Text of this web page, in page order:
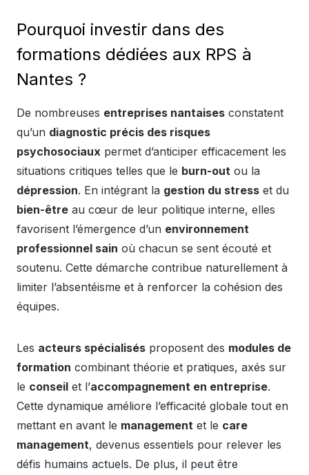
Pourquoi investir dans des
formations dédiées aux RPS à
Nantes ?
De nombreuses entreprises nantaises constatent
qu’un diagnostic précis des risques
psychosociaux permet d’anticiper efficacement les
situations critiques telles que le burn-out ou la
dépression. En intégrant la gestion du stress et du
bien-être au cœur de leur politique interne, elles
favorisent l’émergence d’un environnement
professionnel sain où chacun se sent écouté et
soutenu. Cette démarche contribue naturellement à
limiter l’absentéisme et à renforcer la cohésion des
équipes.
Les acteurs spécialisés proposent des modules de
formation combinant théorie et pratiques, axés sur
le conseil et l’accompagnement en entreprise.
Cette dynamique améliore l’efficacité globale tout en
mettant en avant le management et le care
management, devenus essentiels pour relever les
défis humains actuels. De plus, il peut être